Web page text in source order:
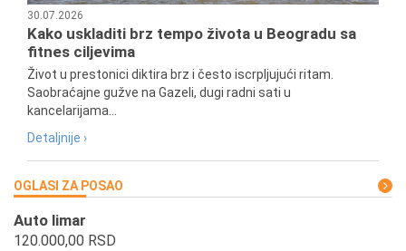
30.07.2026
Kako uskladiti brz tempo života u Beogradu sa
fitnes ciljevima
Život u prestonici diktira brz i često iscrpljujući ritam.
Saobraćajne gužve na Gazeli, dugi radni sati u
kancelarijama...
Detaljnije ›
OGLASI ZA POSAO
Auto limar
120.000,00 RSD